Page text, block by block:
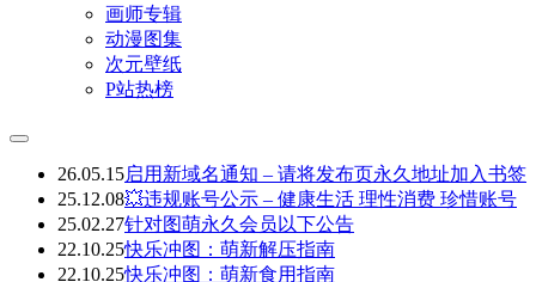
画师专辑
动漫图集
次元壁纸
P站热榜
26.05.15启用新域名通知 – 请将发布页永久地址加入书签
25.12.08💥违规账号公示 – 健康生活 理性消费 珍惜账号
25.02.27针对图萌永久会员以下公告
22.10.25快乐冲图：萌新解压指南
22.10.25快乐冲图：萌新食用指南